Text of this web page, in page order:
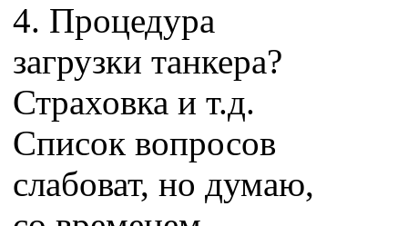
4. Процедура
загрузки танкера?
Страховка и т.д.
Список вопросов
слабоват, но думаю,